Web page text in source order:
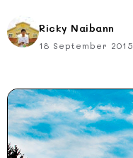
Ricky Naibann
18 September 2015